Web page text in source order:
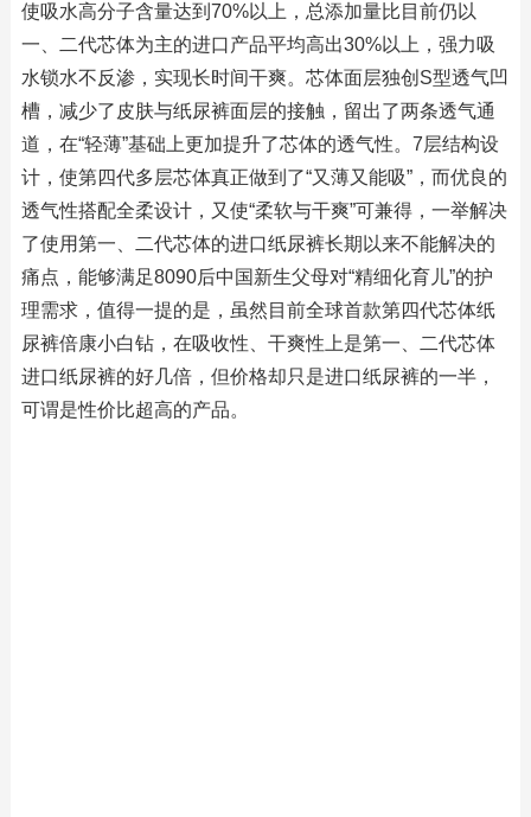
使吸水高分子含量达到70%以上，总添加量比目前仍以
一、二代芯体为主的进口产品平均高出30%以上，强力吸
水锁水不反渗，实现长时间干爽。芯体面层独创S型透气凹
槽，减少了皮肤与纸尿裤面层的接触，留出了两条透气通
道，在“轻薄”基础上更加提升了芯体的透气性。7层结构设
计，使第四代多层芯体真正做到了“又薄又能吸”，而优良的
透气性搭配全柔设计，又使“柔软与干爽”可兼得，一举解决
了使用第一、二代芯体的进口纸尿裤长期以来不能解决的
痛点，能够满足8090后中国新生父母对“精细化育儿”的护
理需求，值得一提的是，虽然目前全球首款第四代芯体纸
尿裤倍康小白钻，在吸收性、干爽性上是第一、二代芯体
进口纸尿裤的好几倍，但价格却只是进口纸尿裤的一半，
可谓是性价比超高的产品。